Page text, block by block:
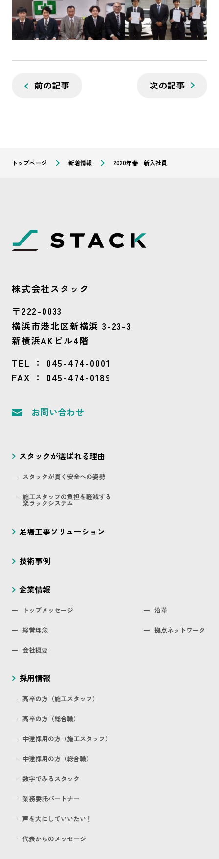
前の記事 次の記事
トップページ 新着情報 2020年春 新入社員
株式会社スタック
〒222-0033
横浜市港北区新横浜 3-23-3
新横浜AKビル4階
TEL ： 045-474-0001
FAX ： 045-474-0189
お問い合わせ
スタックが選ばれる理由
スタックが貫く安全への姿勢
施工スタッフの負担を軽減する
楽ラックシステム
足場工事ソリューション
技術事例
企業情報
トップメッセージ
経営理念
会社概要
沿革
拠点ネットワーク
採用情報
高卒の方（施工スタッフ）
高卒の方（総合職）
中途採用の方（施工スタッフ）
中途採用の方（総合職）
業務委託パートナー
代表からのメッセージ
数字でみるスタック
声を大にしていいたい！